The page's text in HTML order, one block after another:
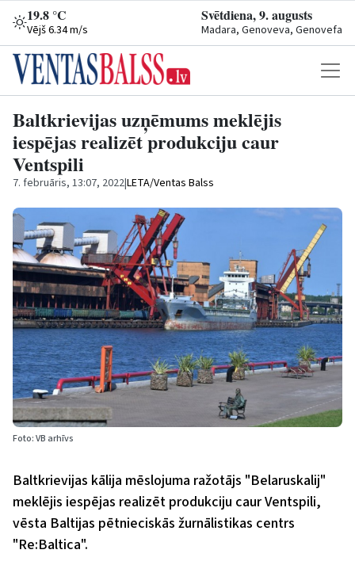
19.8 °C
Vējš 6.34 m/s
Svētdiena, 9. augusts
Madara, Genoveva, Genovefa
Baltkrievijas uzņēmums meklējis
iespējas realizēt produkciju caur
Ventspili
7. februāris, 13:07, 2022|LETA/Ventas Balss
Foto: VB arhīvs
Baltkrievijas kālija mēslojuma ražotājs "Belaruskalij"
meklējis iespējas realizēt produkciju caur Ventspili,
vēsta Baltijas pētnieciskās žurnālistikas centrs
"Re:Baltica".